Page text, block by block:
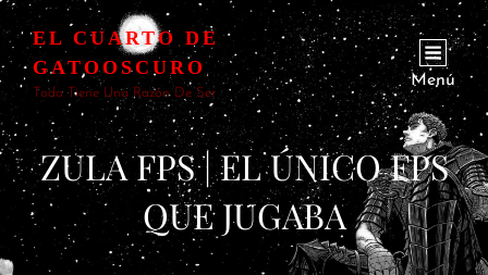
EL CUARTO DE
GATOOSCURO
Todo Tiene Una Razón De Ser
Menú
ZULA FPS | EL ÚNICO FPS
QUE JUGABA